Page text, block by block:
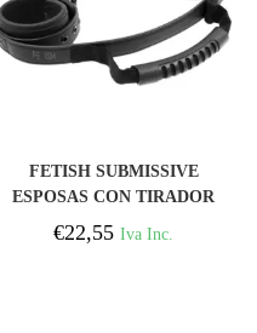
FETISH SUBMISSIVE
ESPOSAS CON TIRADOR
CON FORRO DE
NOPRENO
€22,55 Iva Inc.